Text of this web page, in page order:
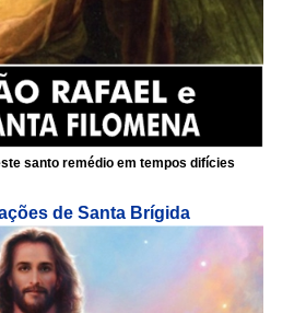
santo remédio em tempos difícies
de Santa Brígida